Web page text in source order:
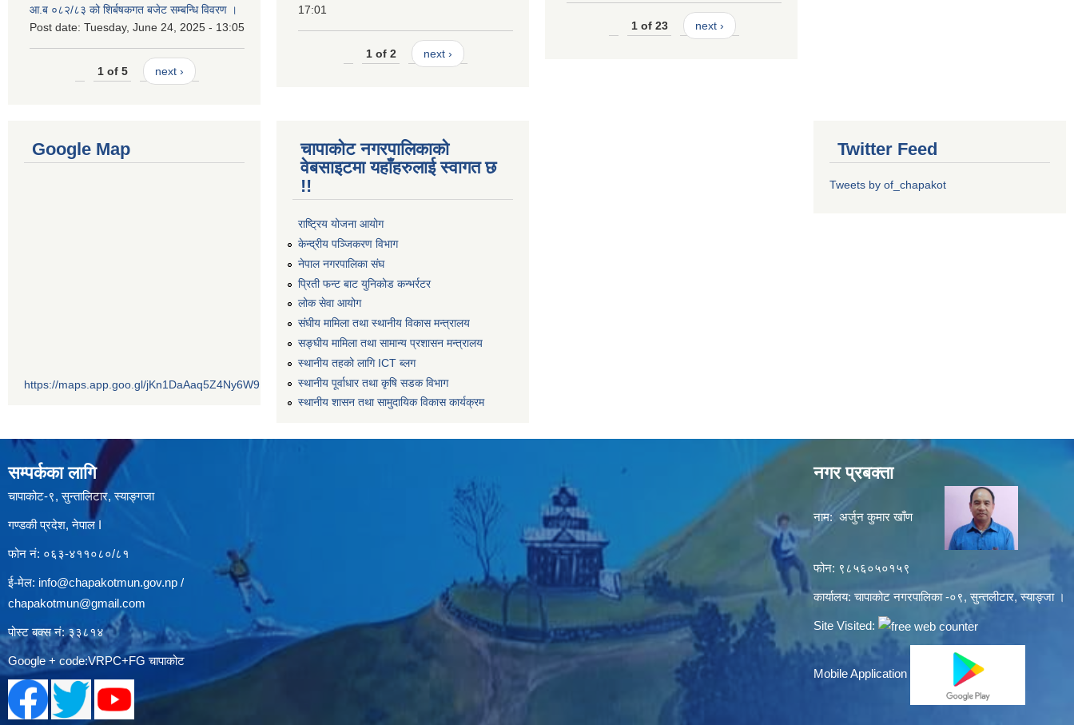
आ.ब ०८२/८३ को शिर्बषकगत बजेट सम्बन्धि विवरण ।
Post date: Tuesday, June 24, 2025 - 13:05
1 of 5 next ›
17:01
1 of 2 next ›
1 of 23 next ›
Google Map
https://maps.app.goo.gl/jKn1DaAaq5Z4Ny6W9
चापाकोट नगरपालिकाको
वेबसाइटमा यहाँहरुलाई स्वागत छ
!!
राष्ट्रिय योजना आयोग
केन्द्रीय पञ्जिकरण विभाग
नेपाल नगरपालिका संघ
प्रिती फन्ट बाट युनिकोड कन्भर्रटर
लोक सेवा आयोग
संघीय मामिला तथा स्थानीय विकास मन्त्रालय
सङ्घीय मामिला तथा सामान्य प्रशासन मन्त्रालय
स्थानीय तहको लागि ICT ब्लग
स्थानीय पूर्वाधार तथा कृषि सडक विभाग
स्थानीय शासन तथा सामुदायिक विकास कार्यक्रम
Twitter Feed
Tweets by of_chapakot
सम्पर्कका लागि
चापाकोट-९, सुन्तालिटार, स्याङ्गजा
गण्डकी प्रदेश, नेपाल I
फोन नं: ०६३-४११०८०/८१
ई-मेल: info@chapakotmun.gov.np /
chapakotmun@gmail.com
पोस्ट बक्स नं: ३३८१४
Google + code:VRPC+FG चापाकोट
नगर प्रबक्ता
नाम: अर्जुन कुमार खाँण
फोन: ९८५६०५०१५९
कार्यालय: चापाकोट नगरपालिका -०९, सुन्तलीटार, स्याङ्जा ।
Site Visited:
Mobile Application